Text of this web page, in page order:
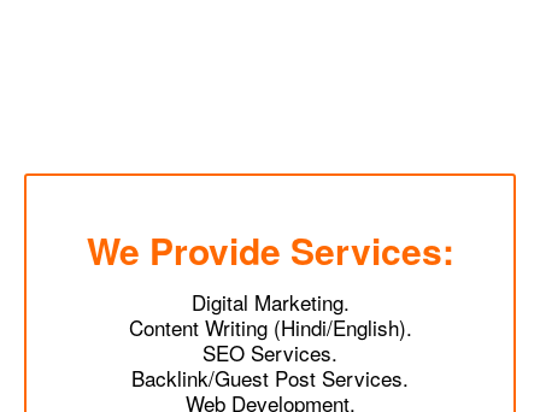
We Provide Services:
Digital Marketing.
Content Writing (Hindi/English).
SEO Services.
Backlink/Guest Post Services.
Web Development.